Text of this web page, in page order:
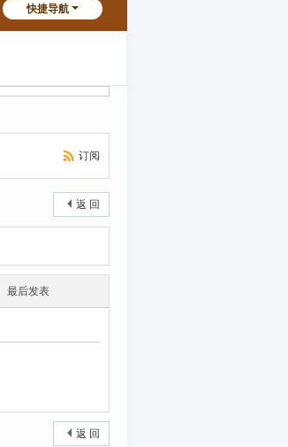
快捷导航
订阅
返 回
最后发表
返 回